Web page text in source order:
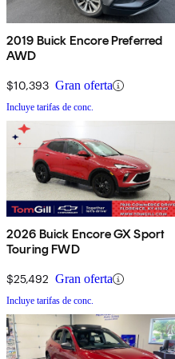
2019 Buick Encore Preferred
AWD
$10,393 Gran oferta
Incluye tarifas de conc.
2026 Buick Encore GX Sport
Touring FWD
$25,492 Gran oferta
Incluye tarifas de conc.